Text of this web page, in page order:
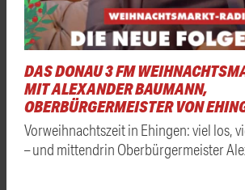
DAS DONAU 3 FM
MIT ALEXANDER BAUMANN,
OBERBÜRGERMEISTER VON
Vorweihnachtszeit in Ehingen: viel los,
– und mittendrin Oberbürgermeister